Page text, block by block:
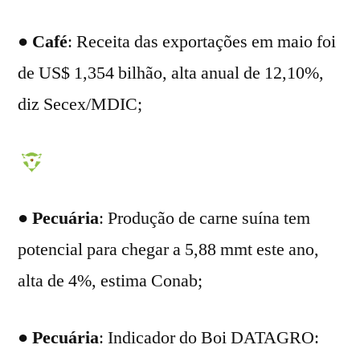
● Café: Receita das exportações em maio foi
de US$ 1,354 bilhão, alta anual de 12,10%,
diz Secex/MDIC;
● Pecuária: Produção de carne suína tem
potencial para chegar a 5,88 mmt este ano,
alta de 4%, estima Conab;
● Pecuária: Indicador do Boi DATAGRO: